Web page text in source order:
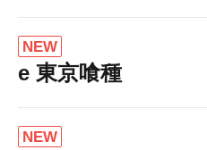
NEW
e 東京喰種
NEW